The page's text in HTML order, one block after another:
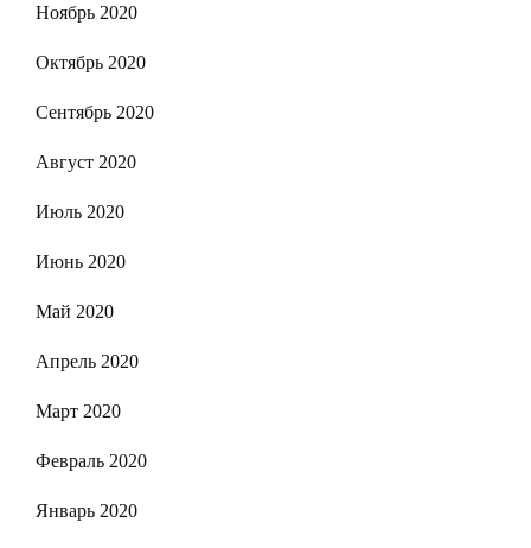
Ноябрь 2020
Октябрь 2020
Сентябрь 2020
Август 2020
Июль 2020
Июнь 2020
Май 2020
Апрель 2020
Март 2020
Февраль 2020
Январь 2020